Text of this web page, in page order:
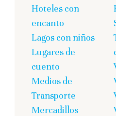
Hoteles con
encanto
Lagos con niños
Lugares de
cuento
Medios de
Transporte
Mercadillos